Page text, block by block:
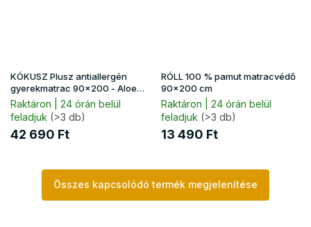
KÓKUSZ Plusz antiallergén
gyerekmatrac 90x200 - Aloe
Vera huzat
Raktáron | 24 órán belül
feladjuk (>3 db)
42 690 Ft
RÓLL 100 % pamut matracvédő
90x200 cm
Raktáron | 24 órán belül
feladjuk (>3 db)
13 490 Ft
Összes kapcsolódó termék megjelenítése